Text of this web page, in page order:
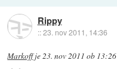
Rippy
::23. nov 2011, 14:36
Markoffje23. nov 2011 ob 13:26